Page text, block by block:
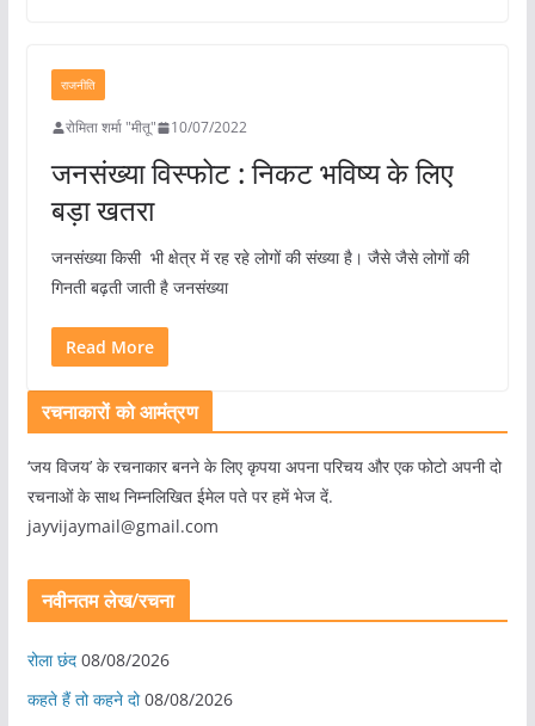
राजनीति
रोमिता शर्मा "मीतू" 10/07/2022
जनसंख्या विस्फोट : निकट भविष्य के लिए
बड़ा खतरा
जनसंख्या किसी भी क्षेत्र में रह रहे लोगों की संख्या है। जैसे जैसे लोगों की
गिनती बढ़ती जाती है जनसंख्या
Read More
रचनाकारों को आमंत्रण
‘जय विजय’ के रचनाकार बनने के लिए कृपया अपना परिचय और एक फोटो अपनी दो
रचनाओं के साथ निम्नलिखित ईमेल पते पर हमें भेज दें.
jayvijaymail@gmail.com
नवीनतम लेख/रचना
रोला छंद 08/08/2026
कहते हैं तो कहने दो 08/08/2026